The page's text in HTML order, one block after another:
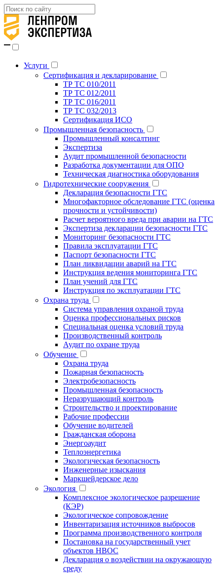
Услуги
Сертификация и декларирование
ТР ТС 010/2011
ТР ТС 012/2011
ТР ТС 016/2011
ТР ТС 032/2013
Сертификация ИСО
Промышленная безопасность
Промышленный консалтинг
Экспертиза
Аудит промышленной безопасности
Разработка документации для ОПО
Техническая диагностика оборудования
Гидротехнические сооружения
Декларация безопасности ГТС
Многофакторное обследование ГТС (оценка
прочности и устойчивости)
Расчет вероятного вреда при аварии на ГТС
Экспертиза декларации безопасности ГТС
Мониторинг безопасности ГТС
Правила эксплуатации ГТС
Паспорт безопасности ГТС
План ликвидации аварий на ГТС
Инструкция ведения мониторинга ГТС
План учений для ГТС
Инструкция по эксплуатации ГТС
Охрана труда
Система управления охраной труда
Оценка профессиональных рисков
Специальная оценка условий труда
Производственный контроль
Аудит по охране труда
Обучение
Охрана труда
Пожарная безопасность
Электробезопасность
Промышленная безопасность
Неразрушающий контроль
Строительство и проектирование
Рабочие профессии
Обучение водителей
Гражданская оборона
Энергоаудит
Теплоэнергетика
Экологическая безопасность
Инженерные изыскания
Маркшейдерское дело
Экология
Комплексное экологическое разрешение
(КЭР)
Экологическое сопровождение
Инвентаризация источников выбросов
Программа производственного контроля
Постановка на государственный учет
объектов НВОС
Декларация о воздействии на окружающую
среду